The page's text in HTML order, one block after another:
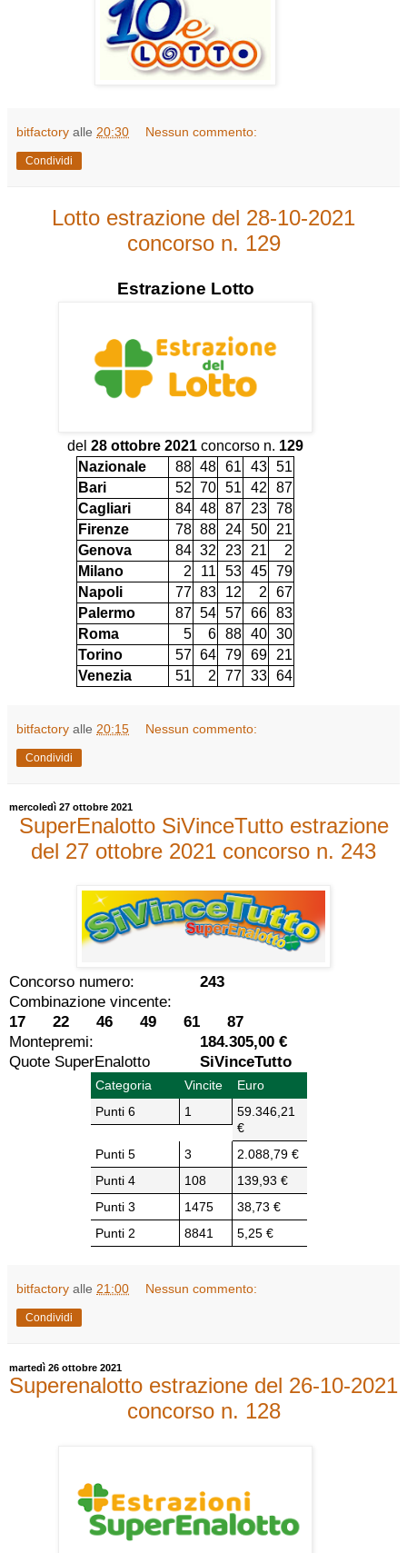
bitfactory alle 20:30 Nessun commento:
Condividi
Lotto estrazione del 28-10-2021
concorso n. 129
Estrazione Lotto
del 28 ottobre 2021 concorso n. 129
Nazionale
88 48 61 43 51
Bari
52 70 51 42
87
Cagliari
84 48 87 23 78
Firenze
78 88 24 50
21
Genova
84 32 23 21
2
Milano
2 11 53 45 79
Napoli
77 83 12 2
67
Palermo
87 54 57 66 83
Roma
5 6 88 40 30
Torino
57 64 79 69
21
Venezia
51 2 77 33 64
bitfactory alle 20:15 Nessun commento:
Condividi
mercoledì 27 ottobre 2021
SuperEnalotto SiVinceTutto estrazione
del 27 ottobre 2021 concorso n. 243
Concorso numero:
243
Combinazione vincente:
17 22 46 49 61 87
Montepremi:
184.305,00 €
Quote SuperEnalotto
SiVinceTutto
Categoria Vincite
Euro
Punti 6
1
59.346,21
€
Punti 5
3
2.088,79 €
Punti 4
108
139,93 €
Punti 3
1475
38,73 €
Punti 2
8841 5,25 €
bitfactory alle 21:00 Nessun commento:
Condividi
martedì 26 ottobre 2021
Superenalotto estrazione del 26-10-2021
concorso n. 128